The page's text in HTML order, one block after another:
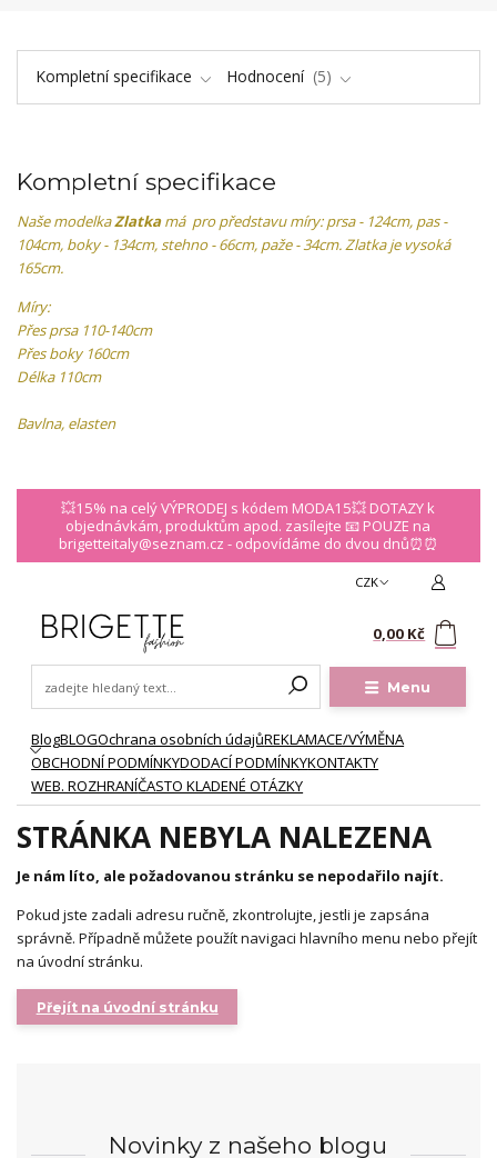
Kompletní specifikace Hodnocení 5
Kompletní specifikace
Naše modelkaZlatkamá pro představu míry: prsa - 124cm, pas -
104cm, boky - 134cm, stehno - 66cm, paže - 34cm. Zlatka je vysoká
165cm.
Míry:
Přes prsa 110-140cm
Přes boky 160cm
Délka 110cm
Bavlna, elasten
💥15% na celý VÝPRODEJ s kódem MODA15💥 DOTAZY k
objednávkám, produktům apod. zasílejte 📧 POUZE na
brigetteitaly@seznam.cz - odpovídáme do dvou dnů⏰⏰
Menu
BlogBLOGOchrana osobních údajůREKLAMACE/VÝMĚNA
OBCHODNÍ PODMÍNKYDODACÍ PODMÍNKYKONTAKTY
WEB. ROZHRANÍČASTO KLADENÉ OTÁZKY
CZK
0,00 Kč
STRÁNKA NEBYLA NALEZENA
Je nám líto, ale požadovanou stránku se nepodařilo najít.
Pokud jste zadali adresu ručně, zkontrolujte, jestli je zapsána
správně. Případně můžete použít navigaci hlavního menu nebo přejít
na úvodní stránku.
Přejít na úvodní stránku
Novinky z našeho blogu